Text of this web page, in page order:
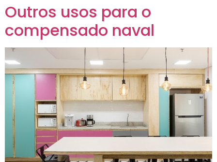
Outros usos para o
compensado naval